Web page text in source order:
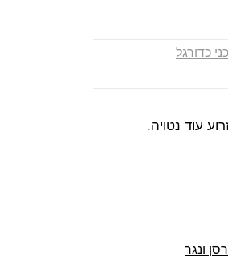
כדורגל
עוד נטויה.
ונגר